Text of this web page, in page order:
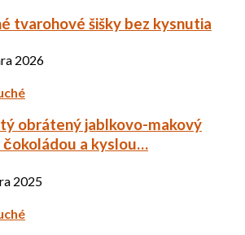
tvarohové šišky bez kysnutia
2026
obrátený jablkovo-makový
čokoládou a kyslou…
2025